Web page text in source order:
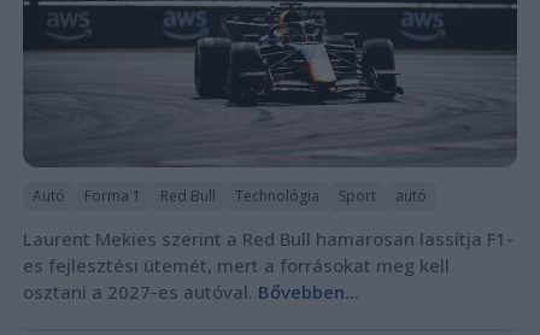
Autó Forma 1 Red Bull Technológia Sport autó
Laurent Mekies szerint a Red Bull hamarosan lassítja F1-
es fejlesztési ütemét, mert a forrásokat meg kell
osztani a 2027-es autóval. Bővebben...